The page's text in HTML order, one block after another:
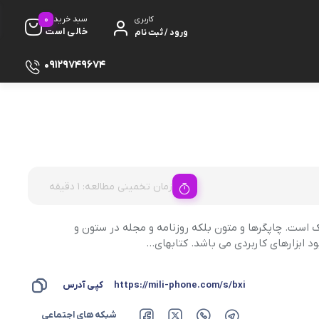
کاربری
ورود / ثبت نام
سبد خرید
خالی است
0
09129749674
زمان تخمینی مطالعه: 1 دقیقه
است. چاپگرها و متون بلکه روزنامه و مجله در ستون و
ابزارهای کاربردی می باشد. کتابهای…
https://mili-phone.com/s/bxi کپی آدرس
شبکه های اجتماعی